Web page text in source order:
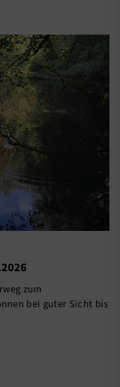
zum
bei guter Sicht bis